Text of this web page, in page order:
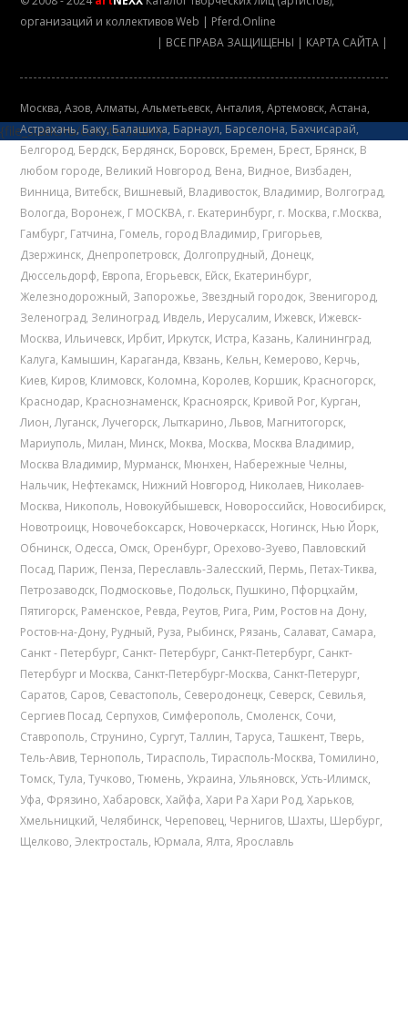
организаций и коллективовWeb | Pferd.Online
| ВСЕ ПРАВА ЗАЩИЩЕНЫ | КАРТА САЙТА|
Mосква,Азов,Алматы,Альметьевск,Анталия,Артемовск,Астана,
Астрахань,Баку,Балашиха, Барнаул, Барселона, Бахчисарай,
Белгород, Бердск, Бердянск, Боровск, Бремен, Брест, Брянск, В
любом городе, Великий Новгород, Вена, Видное, Визбаден,
Винница, Витебск, Вишневый, Владивосток, Владимир, Волгоград,
Вологда, Воронеж, Г МОСКВА, г. Екатеринбург, г. Москва, г.Москва,
Гамбург, Гатчина, Гомель, город Владимир, Григорьев,
Дзержинск, Днепропетровск, Долгопрудный, Донецк,
Дюссельдорф, Европа, Егорьевск, Ейск, Екатеринбург,
Железнодорожный, Запорожье, Звездный городок, Звенигород,
Зеленоград, Зелиноград, Ивдель, Иерусалим, Ижевск, Ижевск-
Москва, Ильичевск, Ирбит, Иркутск, Истра, Казань, Калининград,
Калуга, Камышин, Караганда, Квзань, Кельн, Кемерово, Керчь,
Киев, Киров, Климовск, Коломна, Королев, Коршик, Красногорск,
Краснодар, Краснознаменск, Красноярск, Кривой Рог, Курган,
Лион,Луганск,Лучегорск,Лыткарино,Львов, Магнитогорск,
Мариуполь, Милан, Минск, Моква, Москва, Москва Владимир,
Москва Владимир, Мурманск, Мюнхен, Набережные Челны,
Нальчик, Нефтекамск, Нижний Новгород, Николаев, Николаев-
Москва, Никополь, Новокуйбышевск, Новороссийск, Новосибирск,
Новотроицк, Новочебоксарск, Новочеркасск, Ногинск, Нью Йорк,
Обнинск, Одесса, Омск, Оренбург, Орехово-Зуево, Павловский
Посад, Париж, Пенза, Переславль-Залесский, Пермь, Петах-Тиква,
Петрозаводск, Подмосковье, Подольск, Пушкино, Пфорцхайм,
Пятигорск, Раменское, Ревда, Реутов, Рига, Рим, Ростов на Дону,
Ростов-на-Дону, Рудный, Руза, Рыбинск, Рязань, Салават, Самара,
Санкт - Петербург, Санкт- Петербург, Санкт-Петербург, Санкт-
Петербург и Москва, Санкт-Петербург-Москва, Санкт-Петерург,
Саратов, Саров, Севастополь, Северодонецк, Северск, Севилья,
Сергиев Посад, Серпухов, Симферополь, Смоленск, Сочи,
Ставрополь, Струнино, Сургут,Таллин,Таруса,Ташкент,Тверь,
Тель-Авив,Тернополь,Тирасполь,Тирасполь-Москва,Томилино,
Томск,Тула,Тучково,Тюмень, Украина, Ульяновск, Усть-Илимск,
Уфа, Фрязино,Хабаровск,Хайфа,Хари Ра Хари Род,Харьков,
Хмельницкий, Челябинск, Череповец, Чернигов, Шахты, Шербург,
Щелково,Электросталь, Юрмала,Ялта,Ярославль
{file_static/ru/counters.htm}